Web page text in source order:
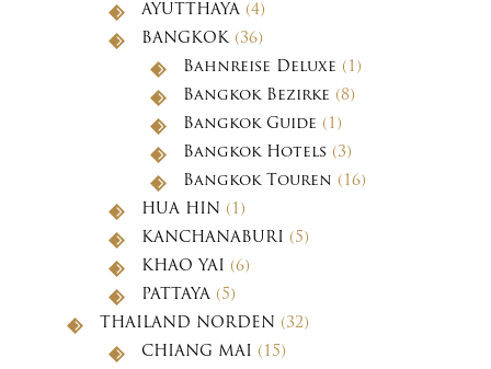
AYUTTHAYA (4)
BANGKOK(36)
Bahnreise Deluxe (1)
Bangkok Bezirke (8)
Bangkok Guide (1)
Bangkok Hotels (3)
Bangkok Touren (16)
HUA HIN (1)
KANCHANABURI (5)
KHAO YAI (6)
PATTAYA (5)
THAILAND NORDEN (32)
CHIANG MAI (15)